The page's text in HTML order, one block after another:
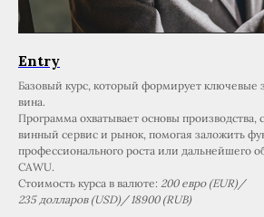
Entry
Базовый курс, который формирует ключевые
вина.
Программа охватывает основы производства,
винный сервис и рынок, помогая заложить
профессионального роста или дальнейшего
CAWU.
Стоимость курса в валюте: 200 евро (EUR)/
235 долларов (USD)/ 18900 (RUB)